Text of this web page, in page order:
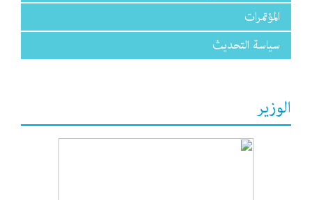
المؤتمرات
سياسة التحديث
الوزير